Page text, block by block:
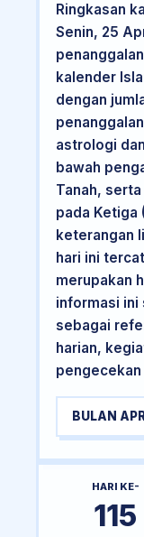
Ringkasan
Senin, 25
kalender
dengan
astrologi
bawah
Tanah,
pada Ketiga
keterangan
hari ini
merupakan
informasi ini
sebagai
harian,
BULAN
HARI KE-
115